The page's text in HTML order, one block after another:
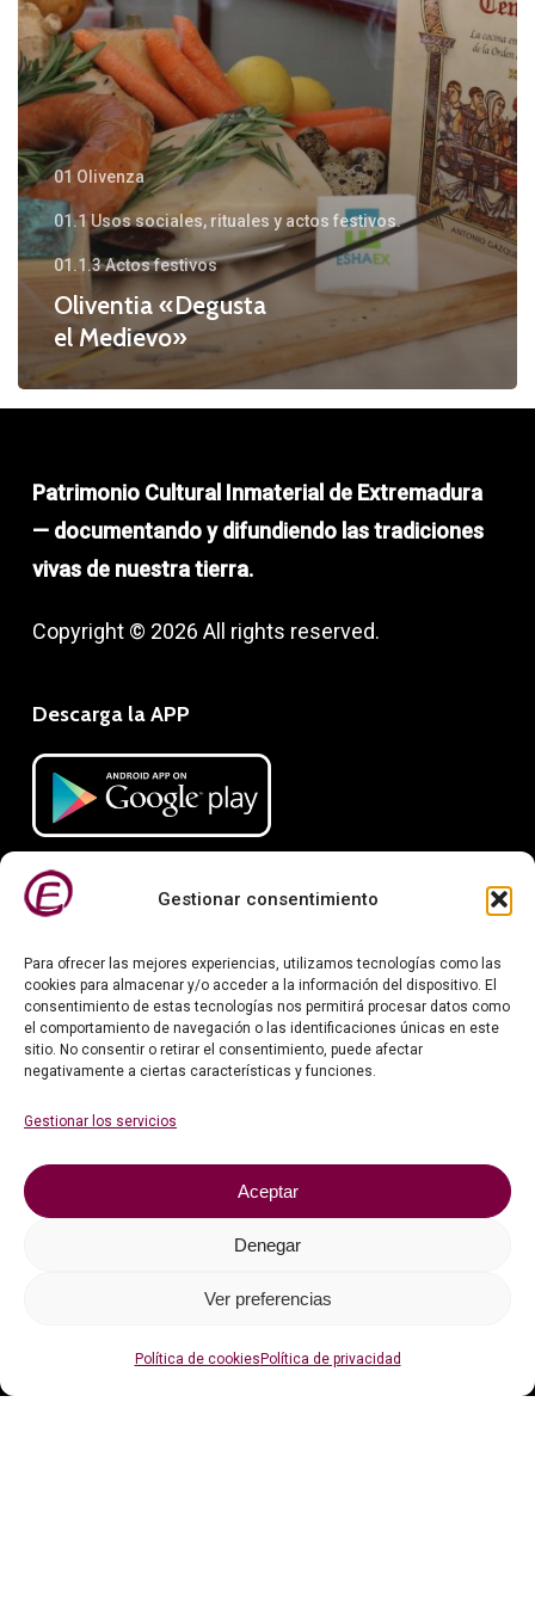
Gestionar consentimiento
Para ofrecer las mejores experiencias, utilizamos tecnologías como las
cookies para almacenar y/o acceder a la información del dispositivo. El
consentimiento de estas tecnologías nos permitirá procesar datos como
el comportamiento de navegación o las identificaciones únicas en este
sitio. No consentir o retirar el consentimiento, puede afectar
negativamente a ciertas características y funciones.
Gestionar los servicios
Aceptar
Denegar
Ver preferencias
Política de cookies Política de privacidad
01 Olivenza
01.1 Usos sociales, rituales y actos festivos.
01.1.3 Actos festivos
Oliventia «Degusta
el Medievo»
Patrimonio Cultural Inmaterial de Extremadura
— documentando y difundiendo las tradiciones
vivas de nuestra tierra.
Copyright © 2026 All rights reserved.
Descarga la APP
Información legal
Política de privacidad
Política de cookies (UE)